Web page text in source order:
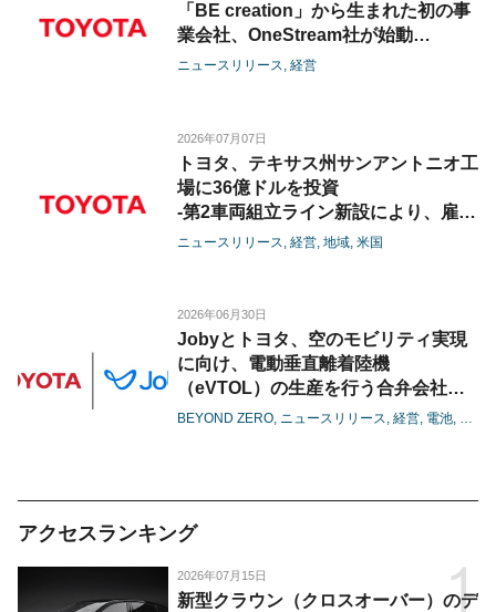
「BE creation」から生まれた初の事
業会社、OneStream社が始動
-OneStream社への3社の資本参画に
ニュースリリース 経営
2026年07月07日
トヨタ、テキサス州サンアントニオ工
場に36億ドルを投資
-第2車両組立ライン新設により、雇用
創出と生産能力拡大を推進-
ニュースリリース 経営 地域 米国
2026年06月30日
Jobyとトヨタ、空のモビリティ実現
に向け、電動垂直離着陸機
（eVTOL）の生産を行う合弁会社の
設立に着手
BEYOND ZERO ニュースリリース 経営 電池 カー
アクセスランキング
2026年07月15日
新型クラウン（クロスオーバー）のデ